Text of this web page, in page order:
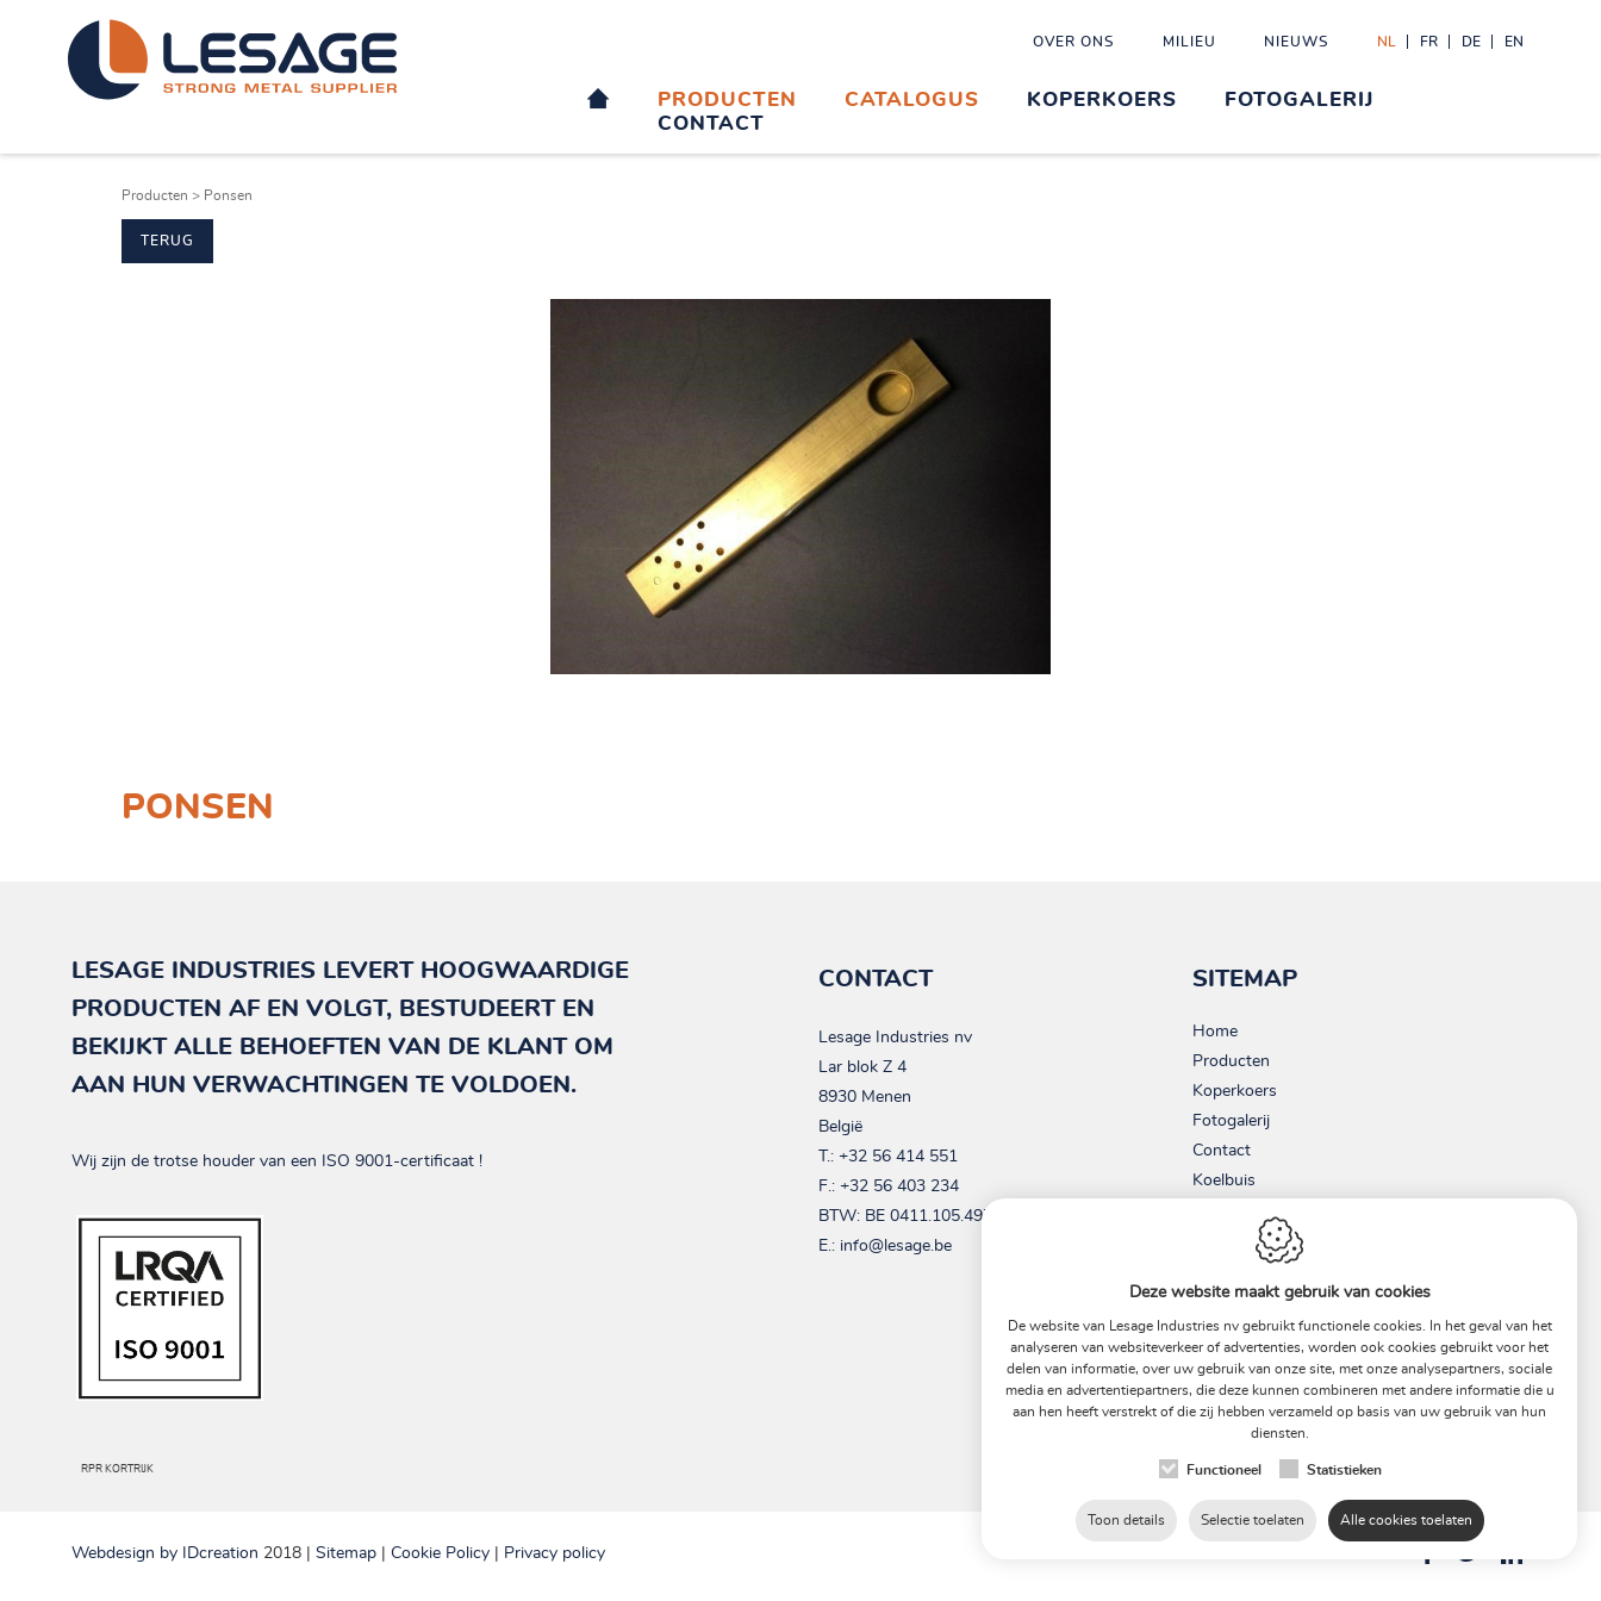
OVER ONS MILIEU NIEUWS NL FR DE EN
PRODUCTEN CATALOGUS KOPERKOERS
FOTOGALERIJ
CONTACT
Producten > Ponsen
TERUG
PONSEN
LESAGE INDUSTRIES LEVERT HOOGWAARDIGE
PRODUCTEN AF EN VOLGT, BESTUDEERT EN
BEKIJKT ALLE BEHOEFTEN VAN DE KLANT OM
AAN HUN VERWACHTINGEN TE VOLDOEN.
Wij zijn de trotse houder van een ISO 9001-certificaat !
RPR KORTRIJK
CONTACT
Lesage Industries nv
Lar blok Z 4
8930 Menen
België
T.: +32 56 414 551
F.: +32 56 403 234
BTW: BE 0411.105.497
E.: info@lesage.be
SITEMAP
Home
Producten
Koperkoers
Fotogalerij
Contact
Koelbuis
Voorgeïsoleerde buis
Isolatie buizen
Koperen fitting
Koperen buis
Over ons
Milieu
Webdesign by IDcreation 2018 Sitemap Cookie Policy Privacy policy
Deze website maakt gebruik van cookies
De website van Lesage Industries nv gebruikt functionele cookies. In het geval van het
analyseren van websiteverkeer of advertenties, worden ook cookies gebruikt voor het
delen van informatie, over uw gebruik van onze site, met onze analysepartners, sociale
media en advertentiepartners, die deze kunnen combineren met andere informatie die u
aan hen heeft verstrekt of die zij hebben verzameld op basis van uw gebruik van hun
diensten.
Functioneel Statistieken
Toon details Selectie toelaten Alle cookies toelaten